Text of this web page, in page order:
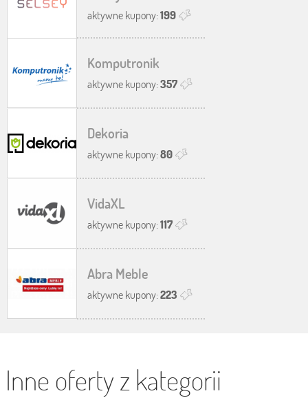
aktywne kupony:199
Komputronik
aktywne kupony:357
Dekoria
aktywne kupony:80
VidaXL
aktywne kupony:117
Abra Meble
aktywne kupony:223
Inne oferty z kategorii